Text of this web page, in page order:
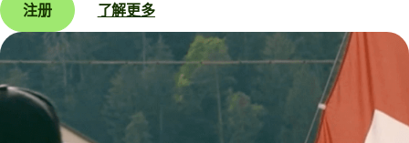
注册 了解更多